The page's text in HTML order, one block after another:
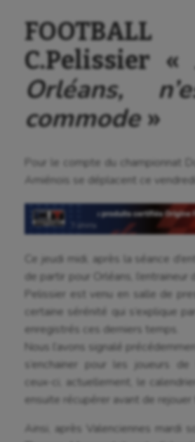
C.Pelissier «
Orléans,
commode »
Pour le compte du championnat
Amiénois se déplacent ce
Ce jeudi midi, après la séance
de partir pour Orléans, l’entraineur
Pelissier est venu en salle de
certaine sérénité qui s’explique
enregistrés ces derniers temps.
Nous l’avons signalé
s’enchainer pour les joueurs de
ceux-ci, actuellement, le
ensuite récupérer avant de rejouer
Ainsi, après Valenciennes mardi